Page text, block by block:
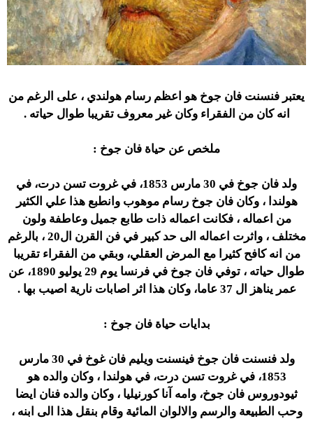
يعتبر فنسنت فان جوخ هو اعظم رسام هولندي ، على الرغم من
انه كان من الفقراء وكان غير معروف تقريبا طوال حياته .
ملخص عن حياة فان جوخ :
ولد فان جوخ في 30 مارس 1853، في غروت تسن درت، في
هولندا ، وكان فان جوخ رسام موهوب وانطبع هذا علي الكثير
من اعماله ، فكانت اعماله ذات طابع جميل وعاطفة ولون
مختلف ، واثرت اعماله الى حد كبير في فن القرن ال20 ، بالرغم
من انه كافح كثيرا مع المرض العقلي، وبقي من الفقراء تقريبا
طوال حياته ، توفي فان جوخ في فرنسا يوم 29 يوليو 1890، عن
عمر يناهز ال 37 عاما، وكان هذا اثر اصابات نارية اصيب بها .
بدايات حياة فان جوخ :
ولد فنسنت فان جوخ فينسنت ويليم فان غوخ في 30 مارس
1853، في غروت تسن درت، في هولندا ، وكان والده هو
ثيودوروس فان جوخ، وامه آنا كورنيليا ، وكان والده فنان ايضا
وحب الطبيعة والرسم والالوان المائية وقام بنقل هذا الى ابنه ،